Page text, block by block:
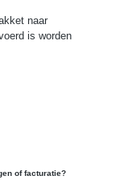
naar
is worden
of facturatie?